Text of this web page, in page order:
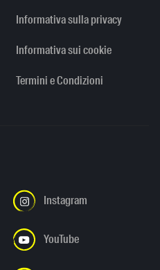
Informativa sulla privacy
Informativa sui cookie
Termini e Condizioni
Instagram
YouTube